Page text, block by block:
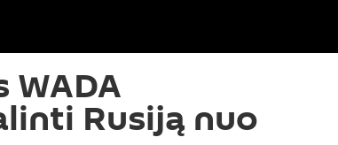
WADA
Rusiją nuo